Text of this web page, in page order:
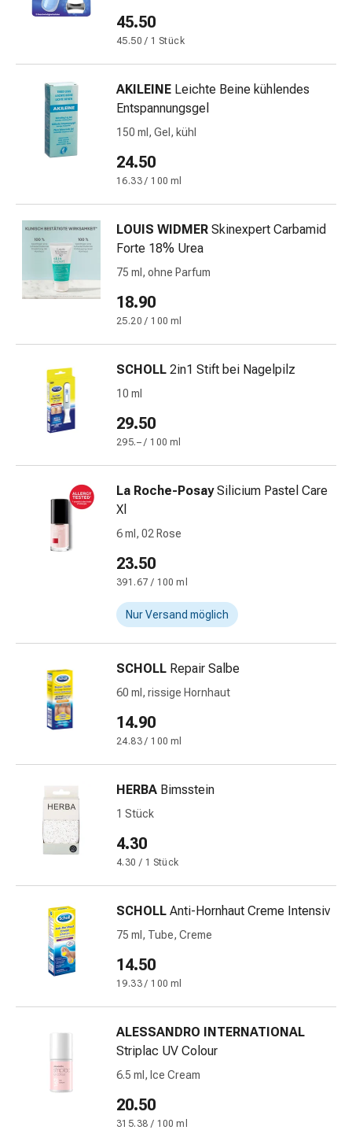
Unreine
Haut
Akne
Naturmittel
Bachblütentherapie
Pflanzenknospen
Phytotherapie
Schüssler-
Salz
Spagyrika
Anthroposophika
Niere,
Prostata
Harnwegsbeschwerden
Nieren-
Blasenbeschwerden
Fieber
Kopfschmerzen
Muskel-
Gelenkschmerzen
Schmerzmittel
Schmerztherapie
Kühlen
Stress
&
Schlafstörungen
Rhonchopathie
Atemwege
Nasenmittel
Atmungstraktbeschwerden
Infektionen
Windpocken
Stoffwechsel
Osteoporose
Immunsuppressiva
Insektenschutz
mittel
Mücken-
Zeckenschutz
45.50
45.50 / 1 Stück
AKILEINE Leichte Beine kühlendes
Entspannungsgel
150 ml, Gel, kühl
24.50
16.33 / 100 ml
LOUIS WIDMER Skinexpert Carbamid
Forte 18% Urea
75 ml, ohne Parfum
18.90
25.20 / 100 ml
SCHOLL 2in1 Stift bei Nagelpilz
10 ml
29.50
295.– / 100 ml
La Roche-Posay Silicium Pastel Care
Xl
6 ml, 02 Rose
23.50
391.67 / 100 ml
Nur Versand möglich
SCHOLL Repair Salbe
60 ml, rissige Hornhaut
14.90
24.83 / 100 ml
HERBA Bimsstein
1 Stück
4.30
4.30 / 1 Stück
SCHOLL Anti-Hornhaut Creme Intensiv
75 ml, Tube, Creme
14.50
19.33 / 100 ml
ALESSANDRO INTERNATIONAL
Striplac UV Colour
6.5 ml, Ice Cream
20.50
315.38 / 100 ml